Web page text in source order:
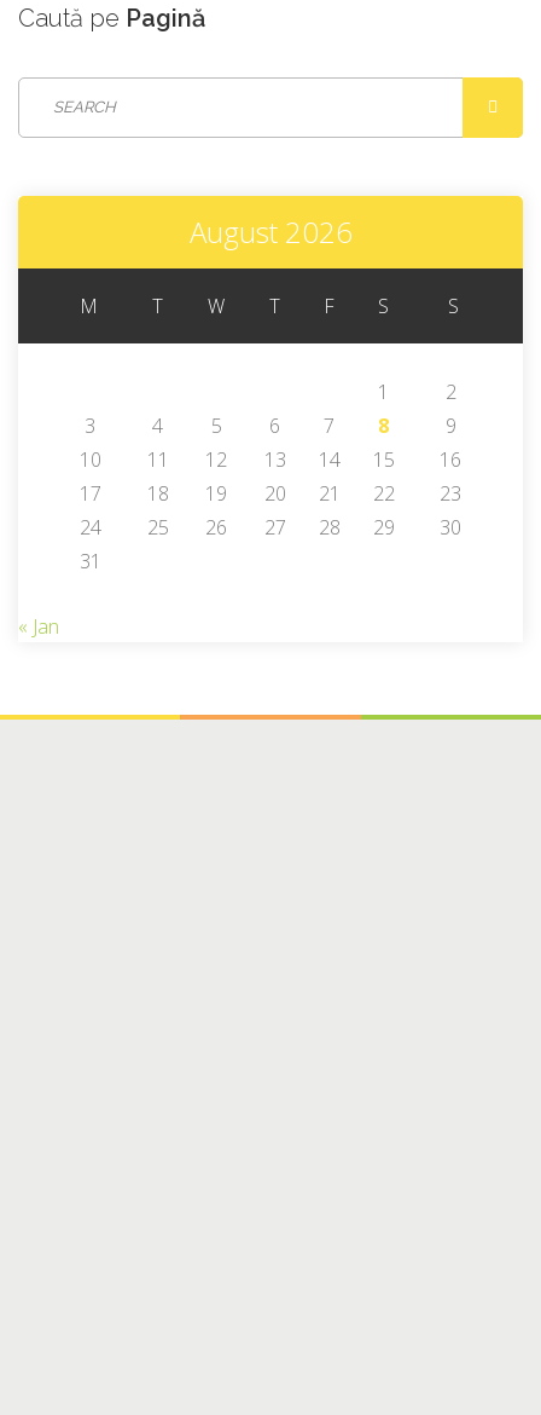
Caută pe Pagină
August 2026
M T W T F S S
1
2
3
4 5 6 7 8
9
10
11 12 13 14 15
16
17
18 19 20 21 22
23
24
25 26 27 28 29
30
31
« Jan